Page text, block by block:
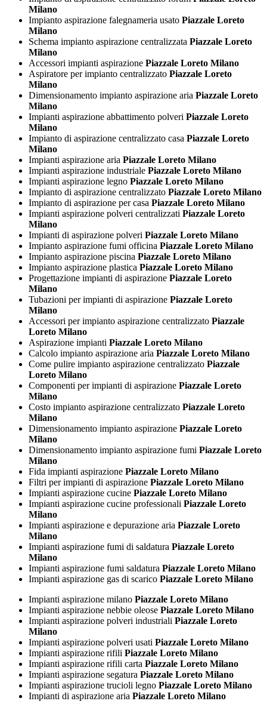
Milano
Impianto aspirazione falegnameria usato Piazzale Loreto
Milano
Schema impianto aspirazione centralizzata Piazzale Loreto
Milano
Accessori impianti aspirazione Piazzale Loreto Milano
Aspiratore per impianto centralizzato Piazzale Loreto
Milano
Dimensionamento impianto aspirazione aria Piazzale Loreto
Milano
Impianti aspirazione abbattimento polveri Piazzale Loreto
Milano
Impianto di aspirazione centralizzato casa Piazzale Loreto
Milano
Impianti aspirazione aria Piazzale Loreto Milano
Impianti aspirazione industriale Piazzale Loreto Milano
Impianti aspirazione legno Piazzale Loreto Milano
Impianto di aspirazione centralizzato Piazzale Loreto Milano
Impianto di aspirazione per casa Piazzale Loreto Milano
Impianti aspirazione polveri centralizzati Piazzale Loreto
Milano
Impianti di aspirazione polveri Piazzale Loreto Milano
Impianto aspirazione fumi officina Piazzale Loreto Milano
Impianto aspirazione piscina Piazzale Loreto Milano
Impianto aspirazione plastica Piazzale Loreto Milano
Progettazione impianti di aspirazione Piazzale Loreto
Milano
Tubazioni per impianti di aspirazione Piazzale Loreto
Milano
Accessori per impianto aspirazione centralizzato Piazzale
Loreto Milano
Aspirazione impianti Piazzale Loreto Milano
Calcolo impianto aspirazione aria Piazzale Loreto Milano
Come pulire impianto aspirazione centralizzato Piazzale
Loreto Milano
Componenti per impianti di aspirazione Piazzale Loreto
Milano
Costo impianto aspirazione centralizzato Piazzale Loreto
Milano
Dimensionamento impianto aspirazione Piazzale Loreto
Milano
Dimensionamento impianto aspirazione fumi Piazzale Loreto
Milano
Fida impianti aspirazione Piazzale Loreto Milano
Filtri per impianti di aspirazione Piazzale Loreto Milano
Impianti aspirazione cucine Piazzale Loreto Milano
Impianti aspirazione cucine professionali Piazzale Loreto
Milano
Impianti aspirazione e depurazione aria Piazzale Loreto
Milano
Impianti aspirazione fumi di saldatura Piazzale Loreto
Milano
Impianti aspirazione fumi saldatura Piazzale Loreto Milano
Impianti aspirazione gas di scarico Piazzale Loreto Milano
Impianti aspirazione milano Piazzale Loreto Milano
Impianti aspirazione nebbie oleose Piazzale Loreto Milano
Impianti aspirazione polveri industriali Piazzale Loreto
Milano
Impianti aspirazione polveri usati Piazzale Loreto Milano
Impianti aspirazione rifili Piazzale Loreto Milano
Impianti aspirazione rifili carta Piazzale Loreto Milano
Impianti aspirazione segatura Piazzale Loreto Milano
Impianti aspirazione trucioli legno Piazzale Loreto Milano
Impianti di aspirazione aria Piazzale Loreto Milano